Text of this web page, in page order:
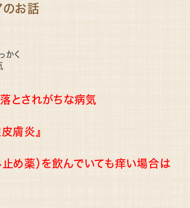
のお話
かく
とされがちな病気
膚炎』
止め薬）を飲んでいても痒い場合は